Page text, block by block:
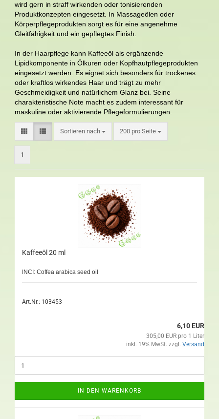
wird gern in straff wirkenden oder tonisierenden
Produktkonzepten eingesetzt. In Massageölen oder
Körperpflegeprodukten sorgt es für eine angenehme
Gleitfähigkeit und ein gepflegtes Finish.
In der Haarpflege kann Kaffeeöl als ergänzende
Lipidkomponente in Ölkuren oder Kopfhautpflegeprodukten
eingesetzt werden. Es eignet sich besonders für trockenes
oder kraftlos wirkendes Haar und trägt zu mehr
Geschmeidigkeit und natürlichem Glanz bei. Seine
charakteristische Note macht es zudem interessant für
maskuline oder aktivierende Pflegeformulierungen.
Sortieren nach 200 pro Seite
1
Kaffeeöl 20 ml
INCI: Coffea arabica seed oil
Art.Nr.: 103453
6,10 EUR
305,00 EUR pro 1 Liter
inkl. 19% MwSt. zzgl. Versand
IN DEN WARENKORB